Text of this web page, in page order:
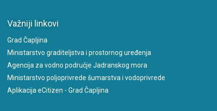
Važniji linkovi
Grad Čapljina
Ministarstvo graditeljstva i prostornog uređenja
Agencija za vodno područje Jadranskog mora
Ministarstvo poljoprivrede šumarstva i vodoprivrede
Aplikacija eCitizen - Grad Čapljina